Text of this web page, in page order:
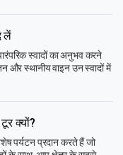
लें
स्वादों का अनुभव करने
और स्थानीय वाइन उन स्वादों में
क्यों?
पर्यटन प्रदान करते हैं जो